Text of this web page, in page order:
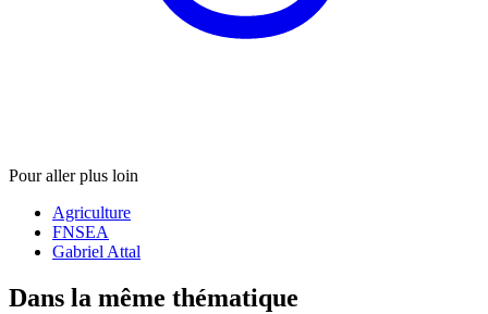
Pour aller plus loin
Agriculture
FNSEA
Gabriel Attal
Dans la même thématique